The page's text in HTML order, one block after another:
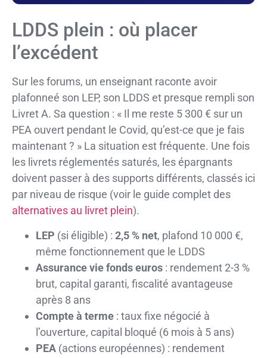
LDDS plein : où placer
l’excédent
Sur les forums, un enseignant raconte avoir
plafonneé son LEP, son LDDS et presque rempli son
Livret A. Sa question : « Il me reste 5 300 € sur un
PEA ouvert pendant le Covid, qu’est-ce que je fais
maintenant ? » La situation est fréquente. Une fois
les livrets réglementés saturés, les épargnants
doivent passer à des supports différents, classés ici
par niveau de risque (voir le guide complet des
alternatives au livret plein).
LEP (si éligible) : 2,5 % net, plafond 10 000 €,
même fonctionnement que le LDDS
Assurance vie fonds euros : rendement 2-3 %
brut, capital garanti, fiscalité avantageuse
après 8 ans
Compte à terme : taux fixe négocié à
l’ouverture, capital bloqué (6 mois à 5 ans)
PEA (actions européennes) : rendement